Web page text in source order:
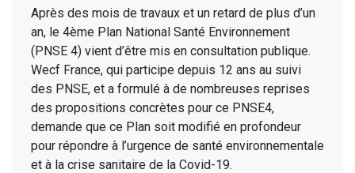
Après des mois de travaux et un retard de plus d’un
an, le 4ème Plan National Santé Environnement
(PNSE 4) vient d’être mis en consultation publique.
Wecf France, qui participe depuis 12 ans au suivi
des PNSE, et a formulé à de nombreuses reprises
des propositions concrètes pour ce PNSE4,
demande que ce Plan soit modifié en profondeur
pour répondre à l’urgence de santé environnementale
et à la crise sanitaire de la Covid-19.